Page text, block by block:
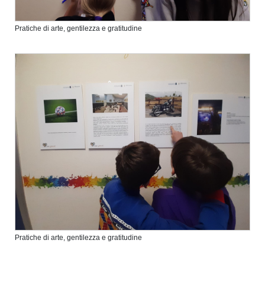
Pratiche di arte, gentilezza e gratitudine
Pratiche di arte, gentilezza e gratitudine